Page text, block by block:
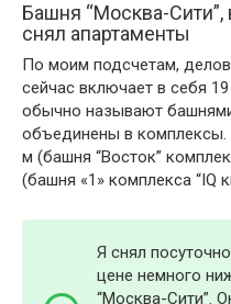
Башня “Москва-Сити”,
снял апартаменты
По моим подсчетам,
сейчас включает в себя
обычно называют
объединены в комплексы.
м (башня “Восток”
(башня «1» комплекса “IQ
Я снял
цене немного
“Москва-Сити”.